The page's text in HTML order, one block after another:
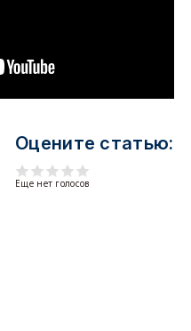
Оцените статью:
Еще нет голосов